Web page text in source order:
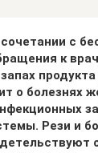
с
к
о болезнях
Рези и